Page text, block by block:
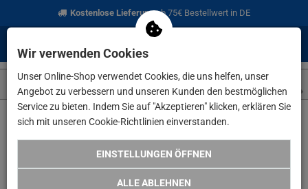
Kostenlose Lieferungab 75€ Bestellwert in DE
Wir verwenden Cookies
Unser Online-Shop verwendet Cookies, die uns helfen, unser
Angebot zu verbessern und unseren Kunden den bestmöglichen
Service zu bieten. Indem Sie auf "Akzeptieren" klicken, erklären Sie
sich mit unseren Cookie-Richtlinien einverstanden.
EINSTELLUNGEN ÖFFNEN
ALLE ABLEHNEN